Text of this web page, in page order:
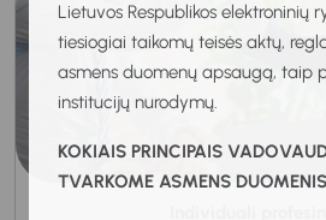
Lietuvos Respublikos elektroninių
tiesiogiai taikomų teisės aktų,
asmens duomenų apsaugą, taip
institucijų nurodymų.
KOKIAIS PRINCIPAIS
TVARKOME ASMENS